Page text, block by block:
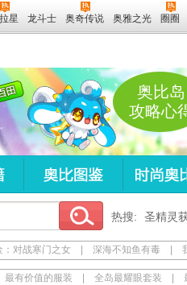
星 龙斗士 奥奇传说 奥雅之光 圈圈
奥比岛
攻略心
热搜: 圣精灵
：对战寒门之女 深海不知鱼有毒
最有价值的服装 全岛最耀眼套装